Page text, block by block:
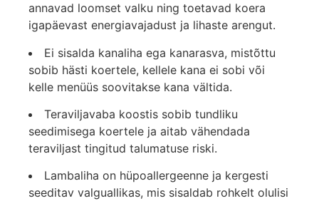
annavad loomset valku ning toetavad koera
igapäevast energiavajadust ja lihaste arengut.
Ei sisalda kanaliha ega kanarasva, mistõttu
sobib hästi koertele, kellele kana ei sobi või
kelle menüüs soovitakse kana vältida.
Teraviljavaba koostis sobib tundliku
seedimisega koertele ja aitab vähendada
teraviljast tingitud talumatuse riski.
Lambaliha on hüpoallergeenne ja kergesti
seeditav valguallikas, mis sisaldab rohkelt olulisi